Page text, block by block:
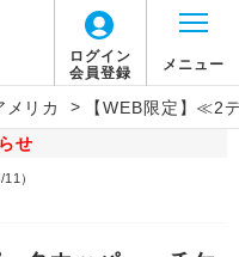
ログイン
会員登録
メニュー
メリカ >
【WEB限定】≪2
せ
）